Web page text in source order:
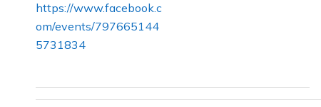
https://www.facebook.c
om/events/797665144
5731834